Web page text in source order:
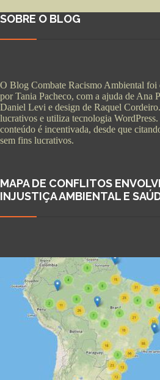
SOBRE O BLOG
O Blog Combate Racismo Ambiental foi
por Tania Pacheco, com a ajuda de Ana
Daniel Levi e design de Raquel
lucrativos e utiliza tecnologia
conteúdo é incentivada, desde que
sem fins lucrativos.
MAPA DE CONFLITOS
INJUSTIÇA AMBIENTAL E